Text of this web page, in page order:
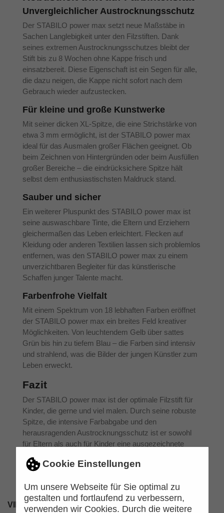
Cookie Einstellungen
Um unsere Webseite für Sie optimal zu
gestalten und fortlaufend zu verbessern,
verwenden wir Cookies. Durch die weitere
Unvergleichlicher Austrocknungsschutz
Der STABILO power max setzt neue Maßstäbe in
Sachen Langlebigkeit unter den Filzstiften. Dank
seines extremen Austrocknungsschutzes bleibt der
Stift bis zu 8 Wochen ohne Kappe frisch und
einsatzbereit. Diese Eigenschaft ist ein Segen für alle,
die dazu neigen, die Kappe nicht sofort nach dem
Gebrauch wieder aufzustecken.
Für kleine und große Kunstwerke
Mit seiner dicken XL-Spitze, die eine Strichstärke von
etwa 3 mm ermöglicht, ist der STABILO power max
ideal für das Ausmalen großer Flächen geeignet. Ob
beim Zeichnen von Hintergründen oder beim Ausfüllen
großer Bereiche – die eindrücksichere Spitze hält
selbst dem enthusiastischsten Maldruck stand.
Sauber und sicher
Ein weiterer Pluspunkt des STABILO power max ist
seine auswaschbare Tinte, die Eltern und Erziehern
gleichermaßen das Leben erleichtert. Flecken auf
Kleidung oder anderen Textilien lassen sich problemlos
entfernen, was den STABILO power max zu einem
unverzichtbaren Begleiter für das künstlerische
Schaffen junger Talente macht.
Farbenfrohe Vielfalt
Mit einem Spektrum von 18 lebhaften Farben eröffnet
der STABILO power max ein breites Feld kreativer
Möglichkeiten. Von leuchtendem Gelb über sattes
Grün bis hin zu tiefem Blau – die Farben sind intensiv
und strahlend, was die Bilder der jungen Künstler zum
Leben erweckt.
Fazit
Der STABILO power max ist der optimale Filzstift für
Kinder, die gerne und viel malen. Durch seine robuste
Spitze, die intensive Farbabgabe und den
herausragenden Austrocknungsschutz ist er sowohl
für Eltern als auch für Kinder eine ausgezeichnete
Projekt zu einem Vergnügen, und die auswaschbare
VIELLEICHT GEFÄLLT IHNEN AUCH